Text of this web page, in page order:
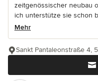
zeitgenössischer neubau
ich unterstütze sie schon
Mehr
Sankt Pantaleonstraße 4,